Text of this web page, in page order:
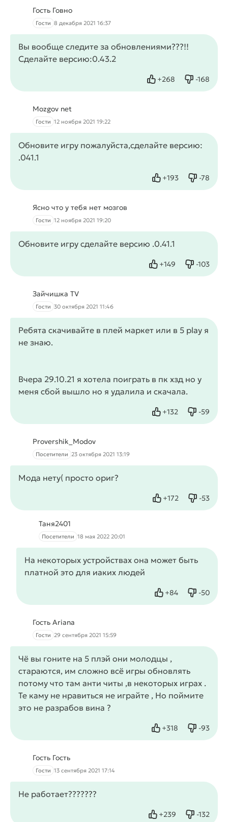
Гость Говно
Гости 8 декабря 2021 16:37
Вы вообще следите за обновлениями???!!
Сделайте версию:0.43.2
+268
Нравится -168
Не
Mozgov net
Гости 12 ноября 2021 19:22
Обновите игру пожалуйста,сделайте версию:
.041.1
+193
Нравится -78
Не
Ясно что у тебя нет мозгов
Гости 12 ноября 2021 19:20
Обновите игру сделайте версию .0.41.1
+149
Нравится -103
Не
Зайчишка TV
Гости 30 октября 2021 11:46
Ребята скачивайте в плей маркет или в 5 play я
не знаю.
Вчера 29.10.21 я хотела поиграть в пк хзд но у
меня сбой вышло но я удалила и скачала.
+132
Нравится -59
Не
Provershik_Modov
Посетители 23 октября 2021 13:19
Мода нету( просто ориг?
+172
Нравится -53
Не
Таня2401
Посетители 18 мая 2022 20:01
На некоторых устройствах она может быть
платной это для иаких людей
+84
Нравится -50
Не
Гость Ariana
Гости 29 сентября 2021 15:59
Чё вы гоните на 5 плэй они молодцы ,
стараются, им сложно всё игры обновлять
потому что там анти читы ,в некоторых играх .
Те каму не нравиться не играйте , Но поймите
это не разрабов вина ?
+318
Нравится -93
Не
Гость Гость
Гости 13 сентября 2021 17:14
Не работает??????‍?️
+239
Нравится -132
Не